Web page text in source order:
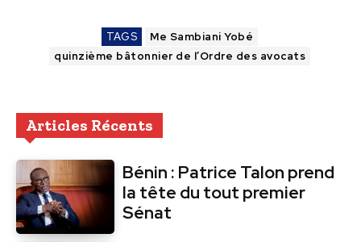
TAGS
Me Sambiani Yobé
quinzième bâtonnier de l’Ordre des avocats
Articles Récents
Bénin : Patrice Talon prend
la tête du tout premier
Sénat